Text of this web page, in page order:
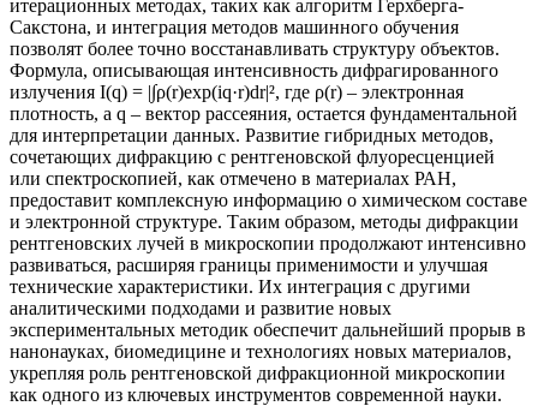
итерационных методах, таких как алгоритм Герхберга-
Сакстона, и интеграция методов машинного обучения
позволят более точно восстанавливать структуру объектов.
Формула, описывающая интенсивность дифрагированного
излучения I(q) = |∫ρ(r)exp(iq·r)dr|², где ρ(r) – электронная
плотность, а q – вектор рассеяния, остается фундаментальной
для интерпретации данных. Развитие гибридных методов,
сочетающих дифракцию с рентгеновской флуоресценцией
или спектроскопией, как отмечено в материалах РАН,
предоставит комплексную информацию о химическом составе
и электронной структуре. Таким образом, методы дифракции
рентгеновских лучей в микроскопии продолжают интенсивно
развиваться, расширяя границы применимости и улучшая
технические характеристики. Их интеграция с другими
аналитическими подходами и развитие новых
экспериментальных методик обеспечит дальнейший прорыв в
нанонауках, биомедицине и технологиях новых материалов,
укрепляя роль рентгеновской дифракционной микроскопии
как одного из ключевых инструментов современной науки.